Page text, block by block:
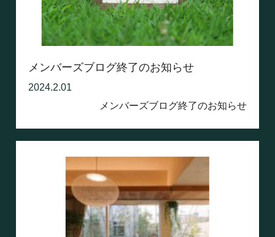
メンバーズブログ終了のお知らせ
2024.2.01
メンバーズブログ終了のお知らせ